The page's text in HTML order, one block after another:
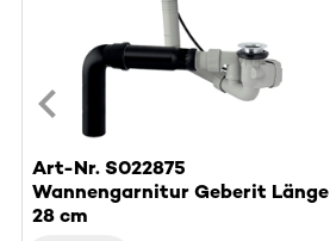
Art-Nr. S022875
Wannengarnitur Geberit Länge
28 cm